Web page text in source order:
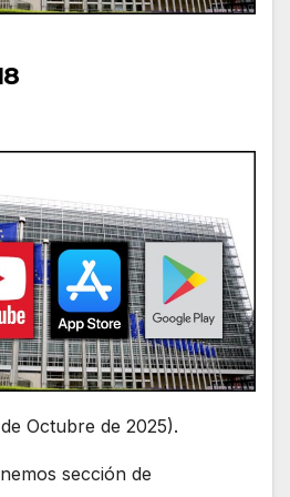
Octubre de 2025).
sección de